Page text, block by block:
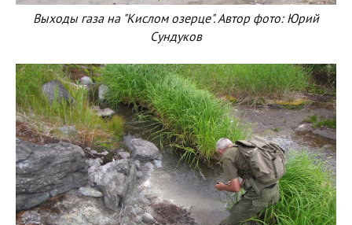
Выходы газа на "Кислом озерце". Автор фото: Юрий
Сундуков